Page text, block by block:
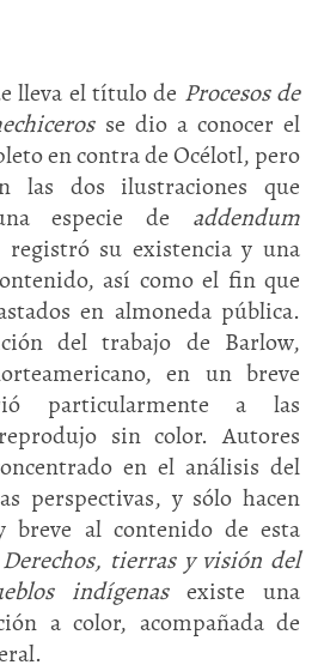
lleva el título de Procesos de
se dio a conocer el
en contra de Océlotl, pero
las dos ilustraciones que
especie de addendum
registró su existencia y una
así como el fin que
en almoneda pública.
del trabajo de Barlow,
en un breve
particularmente a las
sin color. Autores
en el análisis del
perspectivas, y sólo hacen
breve al contenido de esta
Derechos, tierras y visión del
indígenas existe una
a color, acompañada de